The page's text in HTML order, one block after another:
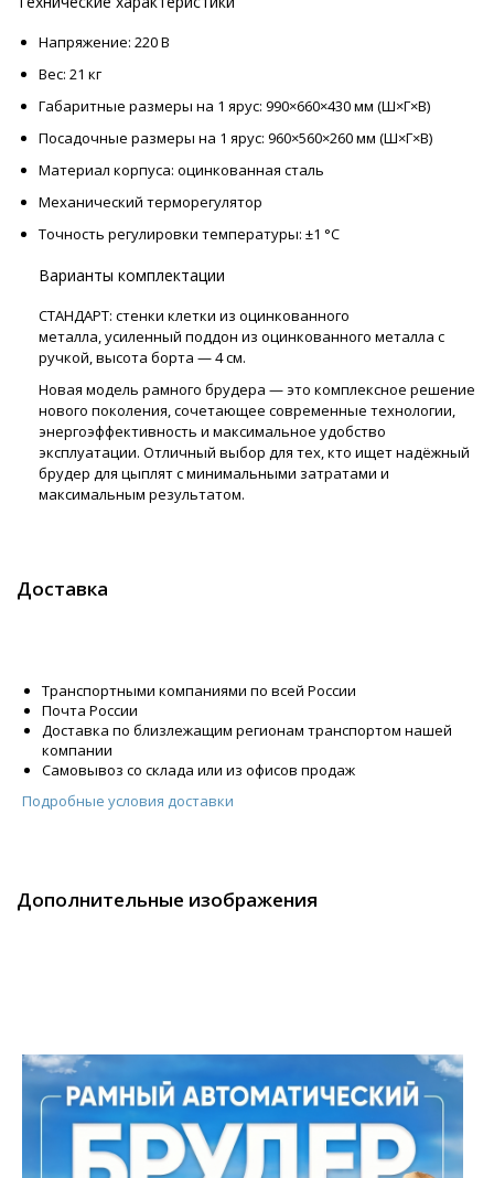
Напряжение: 220 В
Вес: 21 кг
Габаритные размеры на 1 ярус: 990×660×430 мм (Ш×Г×В)
Посадочные размеры на 1 ярус: 960×560×260 мм (Ш×Г×В)
Материал корпуса: оцинкованная сталь
Механический терморегулятор
Точность регулировки температуры: ±1 °C
Варианты комплектации
СТАНДАРТ: стенки клетки из оцинкованного
металла, усиленный поддон из оцинкованного металла с
ручкой, высота борта — 4 см.
Новая модель рамного брудера — это комплексное решение
нового поколения, сочетающее современные технологии,
энергоэффективность и максимальное удобство
эксплуатации. Отличный выбор для тех, кто ищет надёжный
брудер для цыплят с минимальными затратами и
максимальным результатом.
Доставка
Транспортными компаниями по всей России
Почта России
Доставка по близлежащим регионам транспортом нашей
компании
Самовывоз со склада или из офисов продаж
Подробные условия доставки
Дополнительные изображения